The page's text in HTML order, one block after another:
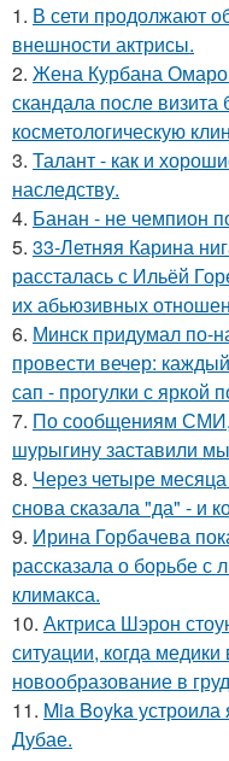
1. В сети продолжают
внешности актрисы.
2. Жена Курбана
скандала после
косметологическую
3. Талант - как и
наследству.
4. Банан - не чемпион
5. 33-Летняя Карина
рассталась с Ильёй
их абьюзивных
6. Минск придумал по-
провести вечер:
сап - прогулки с яркой
7. По сообщениям СМИ,
шурыгину заставили
8. Через четыре
снова сказала "да" - и
9. Ирина Горбачева
рассказала о борьбе
климакса.
10. Актриса Шэрон
ситуации, когда
новообразование в
11. Mia Boyka
Дубае.